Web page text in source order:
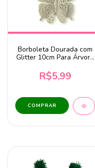
Borboleta Dourada com
Glitter 10cm Para Árvore
R$5,99